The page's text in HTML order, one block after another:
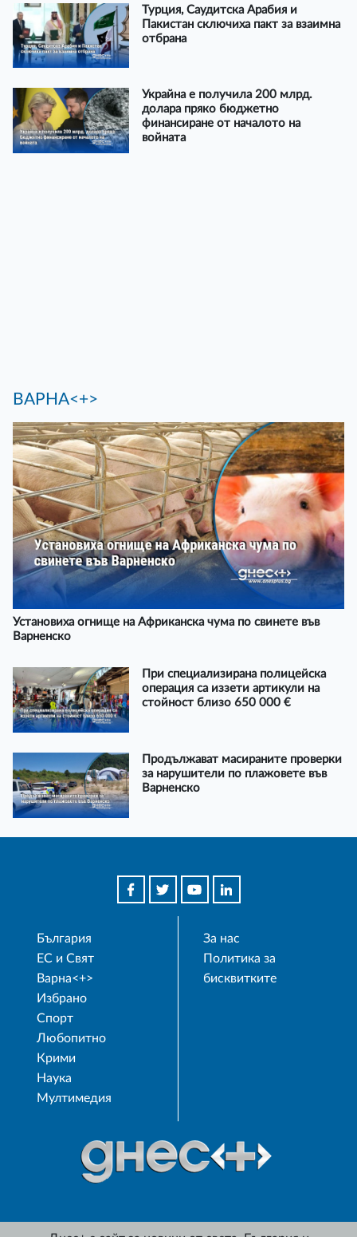
Турция, Саудитска Арабия и
Пакистан сключиха пакт за взаимна
отбрана
Украйна е получила 200 млрд.
долара пряко бюджетно
финансиране от началото на
войната
ВАРНА<+>
Установиха огнище на Африканска чума по свинете във
Варненско
При специализирана полицейска
операция са иззети артикули на
стойност близо 650 000 €
Продължават масираните проверки
за нарушители по плажовете във
Варненско
България
ЕС и Свят
Варна<+>
Избрано
Спорт
Любопитно
Крими
Наука
Мултимедия
За нас
Политика за
бисквитките